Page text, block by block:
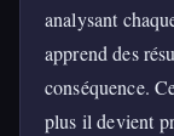
analysant
apprend des
conséquence.
plus il devient